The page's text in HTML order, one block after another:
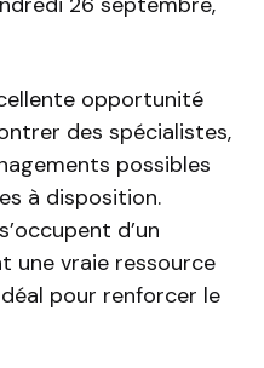
opportunité
des spécialistes,
possibles
à disposition.
d’un
une vraie ressource
pour renforcer le